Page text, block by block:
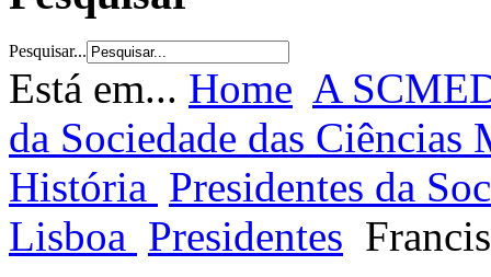
Pesquisar...
Está em... Home A
da Sociedade das Ciências
História Presidentes da
Lisboa Presidentes